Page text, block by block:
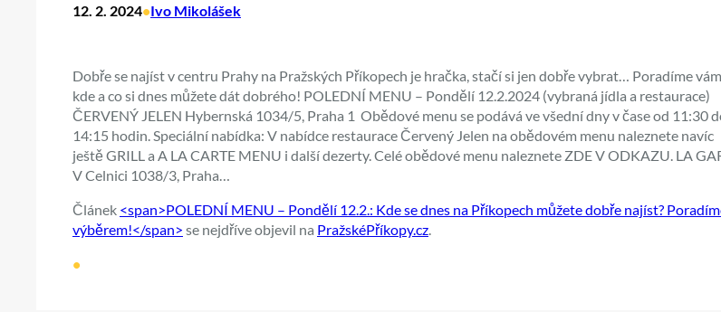
12. 2. 2024•Ivo Mikolášek
Dobře se najíst v centru Prahy na Pražských Příkopech je hračka, stačí si jen dobře vybrat… Poradíme vám
kde a co si dnes můžete dát dobrého! POLEDNÍ MENU – Pondělí 12.2.2024 (vybraná jídla a restaurace)
ČERVENÝ JELEN Hybernská 1034/5, Praha 1 Obědové menu se podává ve všední dny v čase od 11:30
14:15 hodin. Speciální nabídka: V nabídce restaurace Červený Jelen na obědovém menu naleznete navíc
ještě GRILL a A LA CARTE MENU i další dezerty. Celé obědové menu naleznete ZDE V ODKAZU. LA
V Celnici 1038/3, Praha…
Článek <span>POLEDNÍ MENU – Pondělí 12.2.: Kde se dnes na Příkopech můžete dobře najíst?
výběrem!</span> se nejdříve objevil na PražskéPříkopy.cz
•